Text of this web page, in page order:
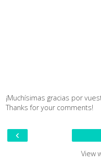
¡Muchísimas gracias por
Thanks for your comments!
‹
View